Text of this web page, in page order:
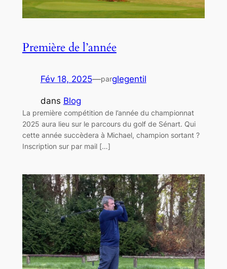
Première de l’année
Fév 18, 2025—parglegentil
dans Blog
La première compétition de l’année du championnat
2025 aura lieu sur le parcours du golf de Sénart. Qui
cette année succèdera à Michael, champion sortant ?
Inscription sur par mail […]